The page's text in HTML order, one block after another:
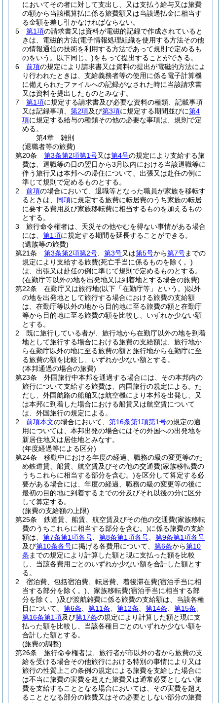
においてその者に対して支出し、又は支払う給与又は旅費
の額から当該概算払に係る旅費額又は当該過払金に相当す
る金額を差し引かなければならない。
5
第1項の請求書又は資料が電磁的記録で作成されていると
きは、電磁的方法(電子情報処理組織を使用する方法その他
の情報通信の技術を利用する方法であって規則で定めるも
のをいう。以下同じ。)をもって提出することができる。
6
前項の規定により請求書又は資料の提出が電磁的方法によ
り行われたときは、支給義務者等の使用に係る電子計算機
に備えられたファイルへの記録がなされた時に当該請求書
又は資料を提出したものとみなす。
7
第1項に規定する請求書及び必要な資料の種類、記載事項
又は記録事項、 第2項及び第3項に規定する期間並びに第4
項に規定する給与の種類その他の必要な事項は、規則で定
める。
第4章
雑則
(退職者等の旅費)
第20条
第3条第2項第1号又は第4号の規定により支給する旅
費は、退職等の日の翌日から3月以内における当該退職等に
伴う旅行又は本邦への帰住について、出張又は赴任の例に
準じて規則で定めるものとする。
2
前項の場合において、退職等となった職員が家族を移転す
るときは、 同項に規定する旅費に転居費のうち家族の転居
に要する費用及び家族移転費に相当するものを加えるもの
とする。
3
旅行命令権者は、天災その他やむを得ない事情がある場合
には、 第1項に規定する期間を延長することができる。
(遺族等の旅費)
第21条
第3条第2項第2号 第3号又は第5号から第7号までの
規定により支給する旅費(死亡手当に係るものを除く。)
は、出張又は赴任の例に準じて規則で定めるものとする。
(在勤庁等以外の地を出発地又は到着地とする場合の旅費)
第22条
在勤庁又は旅行地(以下「在勤庁等」という。)以外
の地を出発地として旅行する場合における旅費の支給額
は、在勤庁等以外の地から目的地に至る旅費の額と在勤庁
等から目的地に至る旅費の額を比較し、いずれか少ない額
とする。
2
既に旅行している者が、旅行地から在勤庁以外の地を到着
地として旅行する場合における旅費の支給額は、旅行地か
ら在勤庁以外の地に至る旅費の額と旅行地から在勤庁に至
る旅費の額を比較し、いずれか少ない額とする。
(本邦通過の場合の旅費)
第23条
外国旅行中本邦を通過する場合には、その本邦内の
旅行について支給する旅費は、内国旅行の規定による。 た
だし、外国航路の船舶又は航空機により本邦を出発し、又
は本邦に到着した場合における船賃又は航空賃について
は、外国旅行の規定による。
2
前項本文の場合において、 第16条第1項第1号の規定の適
用については、本邦出発の場合にはその外国への出発地を
新居住地又は居住地とみなす。
(年度経過等による区分)
第24条
移動中における年度の経過、職務の級の変更等のた
め鉄道賃、船賃、航空賃及びその他の交通費(家族移転費の
うちこれらに相当する部分を含む。)を区分して算定する必
要がある場合には、年度の経過、職務の級の変更等の後に
最初の目的地に到着するまでの分及びそれ以後の分に区分
して算定する。
(旅費の支給額の上限)
第25条
鉄道賃、船賃、航空賃及びその他の交通費(家族移転
費のうちこれらに相当する部分を含む。)に係る旅費の支給
額は、 第7条第1項各号 第8条第1項各号
第9条第1項各号
及び第10条各号に掲げる各費用について、 第6条から第10
条 までの規定により計算した額と現に支払った額を比較
し、当該各費用ごとのいずれか少ない額を合計した額とす
る。
2
宿泊費、包括宿泊費、転居費、着後滞在費(宿泊手当に相
当する部分を除く。) 、家族移転費(宿泊手当に相当する部
分を除く。)及び渡航雑費に係る旅費の支給額は、当該各種
目について、 第6条 第11条 第12条 第14条 第15条
第16条第1項及び第17条の規定により計算した額と現に支
払った額を比較し、当該各種目ごとのいずれか少ない額を
合計した額とする。
(旅費の調整)
第26条
旅行命令権者は、旅行者が市以外の者から旅費の支
給を受ける場合その他旅行における特別の事情により又は
旅行の性質上この条例の規定による旅費を支給した場合に
は不当に旅費の実費を超えた旅費又は通常必要としない旅
費を支給することとなる場合においては、その実費を超え
ることとなる部分の旅費又はその必要としない部分の旅費